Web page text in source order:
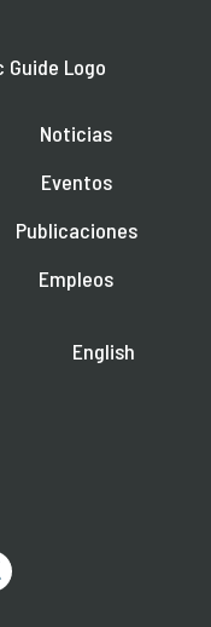
Noticias
Eventos
Publicaciones
Empleos
English